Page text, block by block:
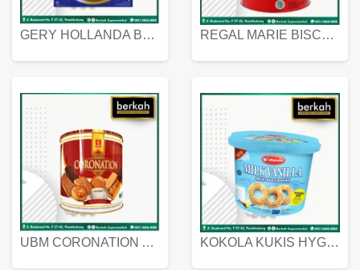
GERY HOLLANDA BUTTER COOKIES 450 GRAM REGAL MARIE BISCUIT KALENG 550 GRAM
UBM CORONATION ASSORTED BISKUIT KALENG 450 GRAM KOKOLA KUKIS HYGIENIC MILK VANILLA PACK 320 GR